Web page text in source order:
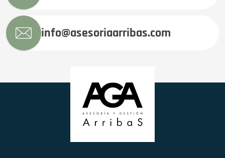
info@asesoriaarribas.com